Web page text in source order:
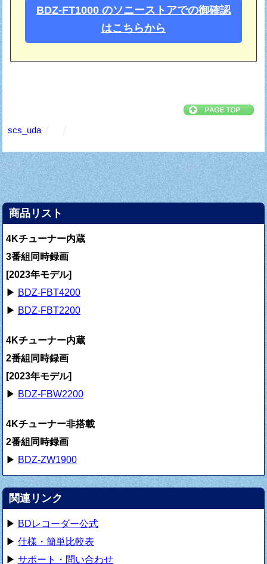
BDZ-FT1000 のソニーストアでの御確認
はこちらから
scs_uda
商品リスト
4Kチューナー内蔵
3番組同時録画
[2023年モデル]
▶ BDZ-FBT4200
▶ BDZ-FBT2200
4Kチューナー内蔵
2番組同時録画
[2023年モデル]
▶ BDZ-FBW2200
4Kチューナー非搭載
2番組同時録画
▶ BDZ-ZW1900
関連リンク
▶ BDレコーダー公式
▶ 仕様・簡単比較表
▶ サポート・問い合わせ